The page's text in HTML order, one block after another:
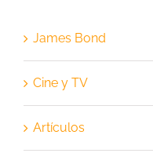
James Bond
Cine y TV
Artículos